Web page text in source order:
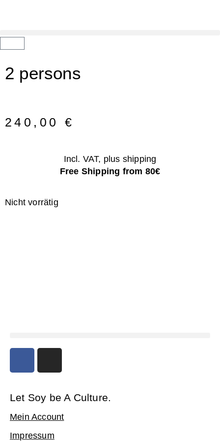
2 persons
240,00 €
Incl. VAT, plus shipping
Free Shipping from 80€
Nicht vorrätig
Let Soy be A Culture.
Mein Account
Impressum